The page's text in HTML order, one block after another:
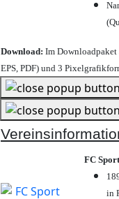
Download: Im
EPS, PDF) und 3
FC
in